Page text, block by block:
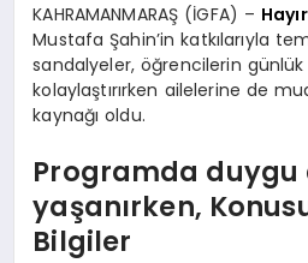
KAHRAMANMARAŞ (İGFA) –
Mustafa Şahin’in katkılarıyla
sandalyeler, öğrencilerin günlük
kolaylaştırırken ailelerine de
kaynağı oldu.
Programda
yaşanırken,
Bilgiler